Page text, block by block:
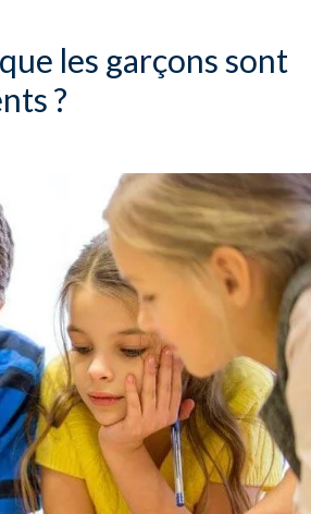
les garçons sont
?